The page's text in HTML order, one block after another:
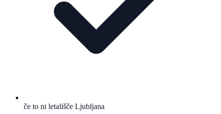
če to ni letališče Ljubljana